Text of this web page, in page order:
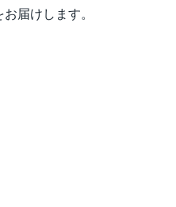
届けします。